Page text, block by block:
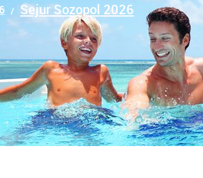
Sejur Sozopol 2026